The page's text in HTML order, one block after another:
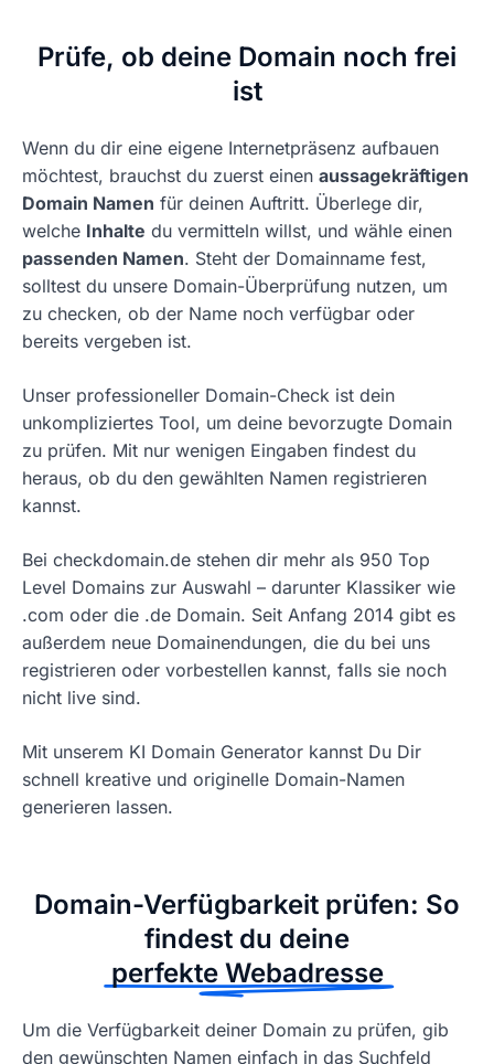
Prüfe, ob deine Domain noch frei
ist
Wenn du dir eine eigene Internetpräsenz aufbauen
möchtest, brauchst du zuerst einen aussagekräftigen
Domain Namen für deinen Auftritt. Überlege dir,
welche Inhalte du vermitteln willst, und wähle einen
passenden Namen. Steht der Domainname fest,
solltest du unsere Domain-Überprüfung nutzen, um
zu checken, ob der Name noch verfügbar oder
bereits vergeben ist.
Unser professioneller Domain-Check ist dein
unkompliziertes Tool, um deine bevorzugte Domain
zu prüfen. Mit nur wenigen Eingaben findest du
heraus, ob du den gewählten Namen registrieren
kannst.
Bei checkdomain.de stehen dir mehr als 950 Top
Level Domains zur Auswahl – darunter Klassiker wie
.com oder die .de Domain. Seit Anfang 2014 gibt es
außerdem neue Domainendungen, die du bei uns
registrieren oder vorbestellen kannst, falls sie noch
nicht live sind.
Mit unserem KI Domain Generator kannst Du Dir
schnell kreative und originelle Domain-Namen
generieren lassen.
Domain-Verfügbarkeit prüfen: So
findest du deine
perfekte Webadresse
Um die Verfügbarkeit deiner Domain zu prüfen, gib
den gewünschten Namen einfach in das Suchfeld